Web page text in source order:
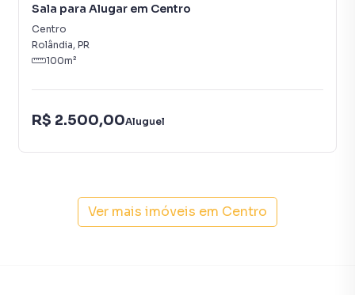
Sala para Alugar em Centro
Centro
Rolândia, PR
100m²
R$ 2.500,00Aluguel
Ver mais imóveis em Centro